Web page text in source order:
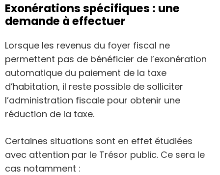
Exonérations spécifiques : une
demande à effectuer
Lorsque les revenus du foyer fiscal ne
permettent pas de bénéficier de l’exonération
automatique du paiement de la taxe
d’habitation, il reste possible de solliciter
l’administration fiscale pour obtenir une
réduction de la taxe.
Certaines situations sont en effet étudiées
avec attention par le Trésor public. Ce sera le
cas notamment :